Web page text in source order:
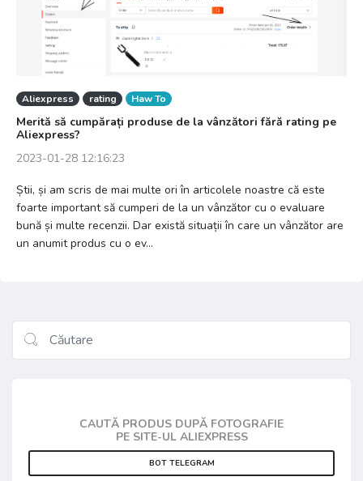
Aliexpress rating Haw To
Merită să cumpărați produse de la vânzători fără rating pe
Aliexpress?
2023-01-28 12:16:23
Știi, și am scris de mai multe ori în articolele noastre că este
foarte important să cumperi de la un vânzător cu o evaluare
bună și multe recenzii. Dar există situații în care un vânzător are
un anumit produs cu o ev...
CAUTĂ PRODUS DUPĂ FOTOGRAFIE
PE SITE-UL ALIEXPRESS
BOT TELEGRAM